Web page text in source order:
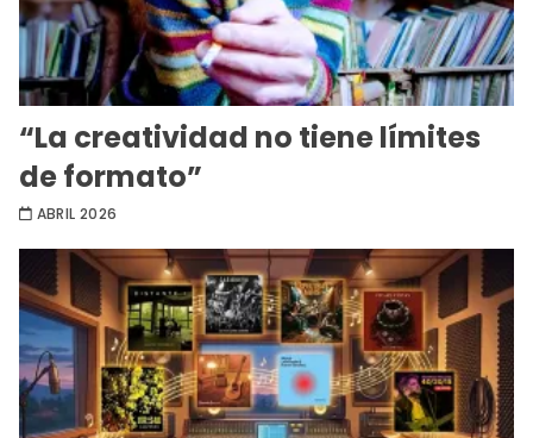
“La creatividad no tiene límites
de formato”
ABRIL 2026